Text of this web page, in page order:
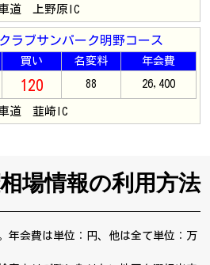
道 上野原IC
ラブサンパーク明野コース
買い 名変料 年会費
120 88 26,400
道 韮崎IC
場情報の利用方法
年会費は単位：円、他は全て単位：万